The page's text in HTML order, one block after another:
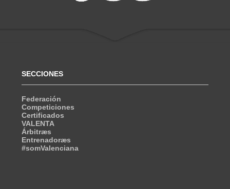
SECCIONES
Federación
Competiciones
Certificados
VALENTA
Árbitræs
Entrenadoræs
#somValenciana